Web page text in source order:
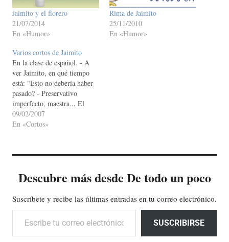
Jaimito y el florero
21/07/2014
En «Humor»
Rima de Jaimito
25/11/2010
En «Humor»
Varios cortos de Jaimito
En la clase de español. - A
ver Jaimito, en qué tiempo
está: "Esto no debería haber
pasado? - Preservativo
imperfecto, maestra... El
pequeño Jaimito pregunta a
su padre: - Oye papá
En la clase de español la
09/02/2007
En «Cortos»
Descubre más desde De todo un poco
Suscríbete y recibe las últimas entradas en tu correo electrónico.
Escribe tu correo electrónico…
SUSCRIBIRSE